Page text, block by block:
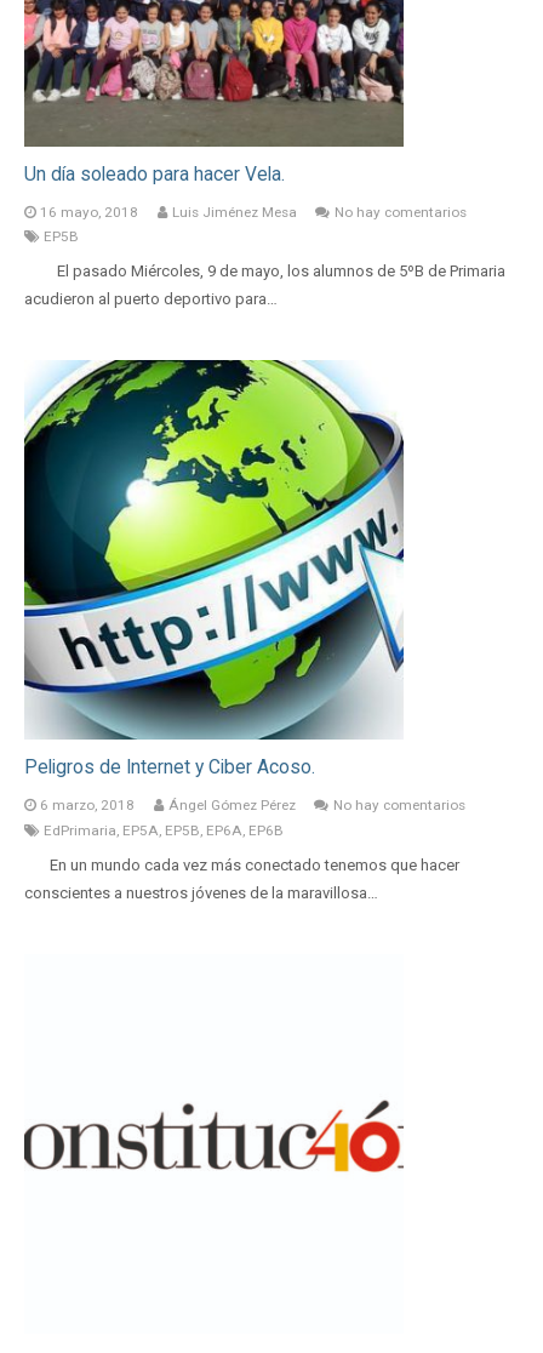
Un día soleado para hacer Vela.
16 mayo, 2018 Luis Jiménez Mesa
No hay comentarios
EP5B
El pasado Miércoles, 9 de mayo, los alumnos de 5ºB de Primaria
acudieron al puerto deportivo para…
Peligros de Internet y Ciber Acoso.
6 marzo, 2018 Ángel Gómez Pérez
No hay comentarios
EdPrimaria EP5A EP5B EP6A EP6B
En un mundo cada vez más conectado tenemos que hacer
conscientes a nuestros jóvenes de la maravillosa…